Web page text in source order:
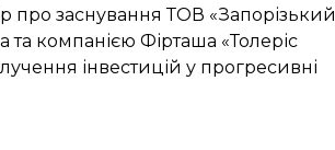
про заснування ТОВ «Запорізький
компанією Фірташа «Толеріс
інвестицій у прогресивні